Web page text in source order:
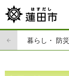
暮らし・ 防災